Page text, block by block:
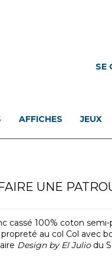
SE
AFFICHES JEUX
UNE
cassé 100% coton
au col Col avec
Design by El Juliodu S